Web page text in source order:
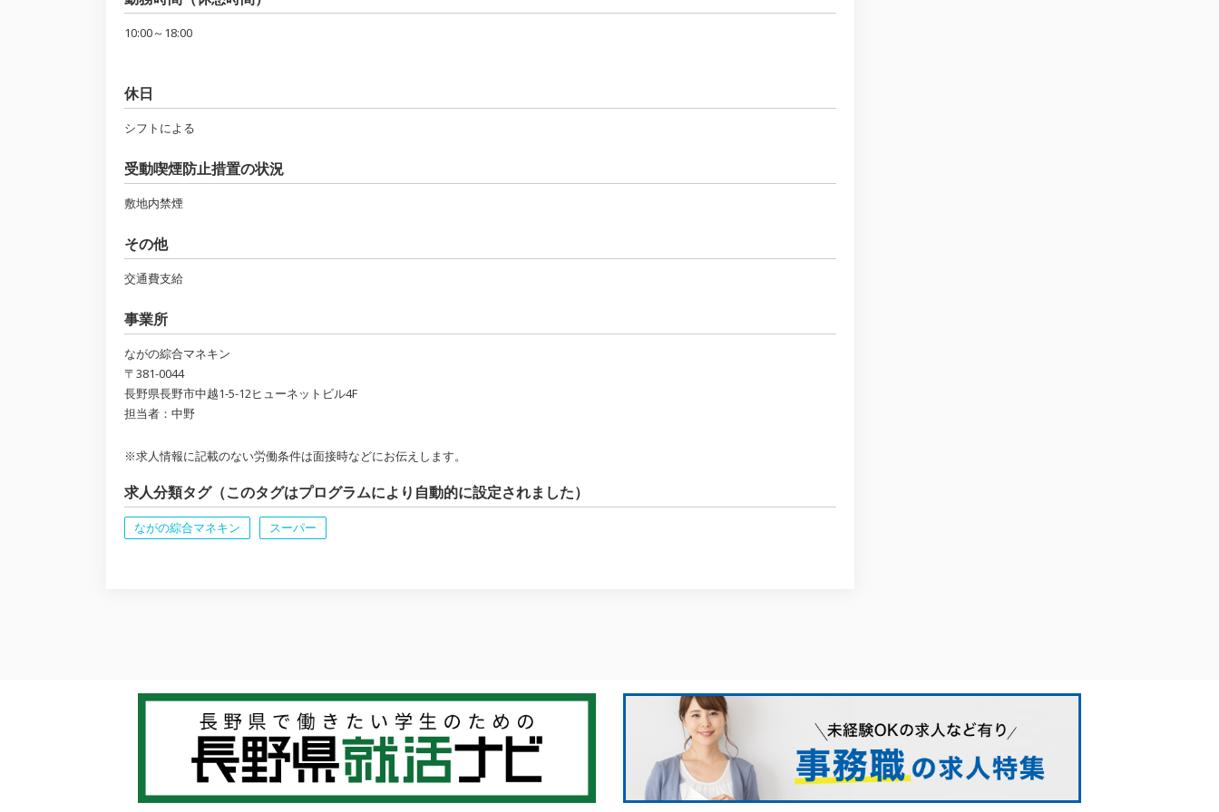
10:00～18:00
休日
シフトによる
受動喫煙防止措置の状況
敷地内禁煙
その他
交通費支給
事業所
ながの綜合マネキン
〒381-0044
長野県長野市中越1-5-12ヒューネットビル4F
担当者：中野
※求人情報に記載のない労働条件は面接時などにお伝えします。
求人分類タグ（このタグはプログラムにより自動的に設定されました）
ながの綜合マネキン スーパー